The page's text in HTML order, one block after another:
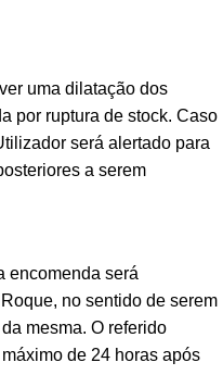
uma dilatação dos
por ruptura de stock. Caso
será alertado para
a serem
encomenda será
no sentido de serem
mesma. O referido
de 24 horas após